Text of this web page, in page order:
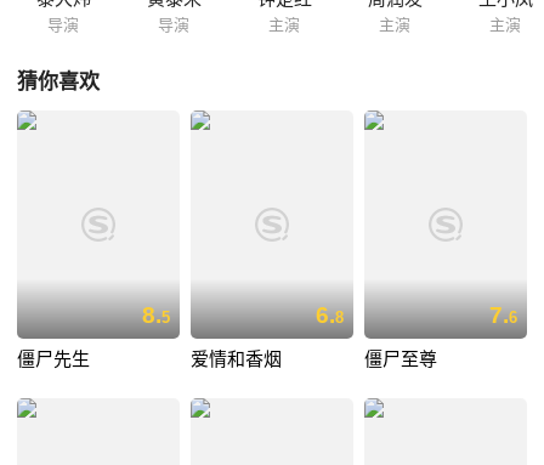
导演 导演 主演 主演 主演
猜你喜欢
8.5
僵尸先生
6.8
爱情和香烟
7.6
僵尸至尊